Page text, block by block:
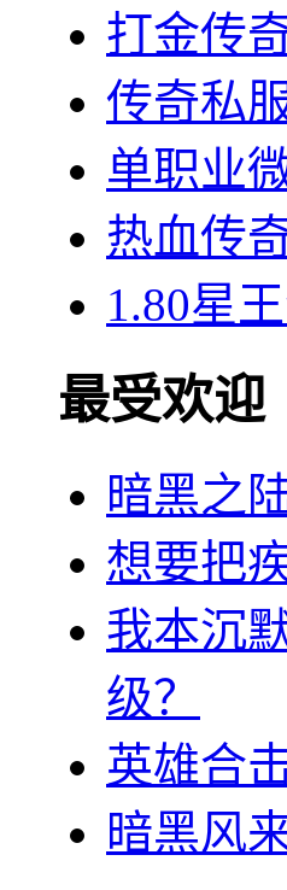
打金传
传奇私
单职业
热血传
1.80星
最受欢迎
暗黑之
想要把
我本沉
级？
英雄合
暗黑风